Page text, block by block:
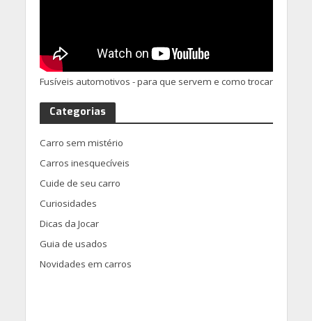
Fusíveis automotivos - para que servem e como trocar
Categorias
Carro sem mistério
Carros inesquecíveis
Cuide de seu carro
Curiosidades
Dicas da Jocar
Guia de usados
Novidades em carros